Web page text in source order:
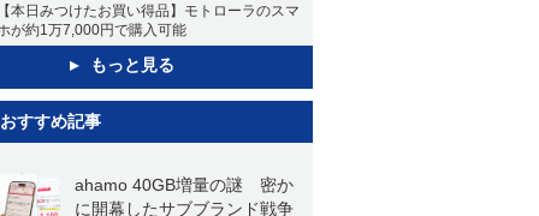
本日みつけたお買い得品】モトローラのスマ
が約1万7,000円で購入可能
もっと見る
おすすめ記事
ahamo 40GB増量の謎 密か
に開幕したサブブランド戦争